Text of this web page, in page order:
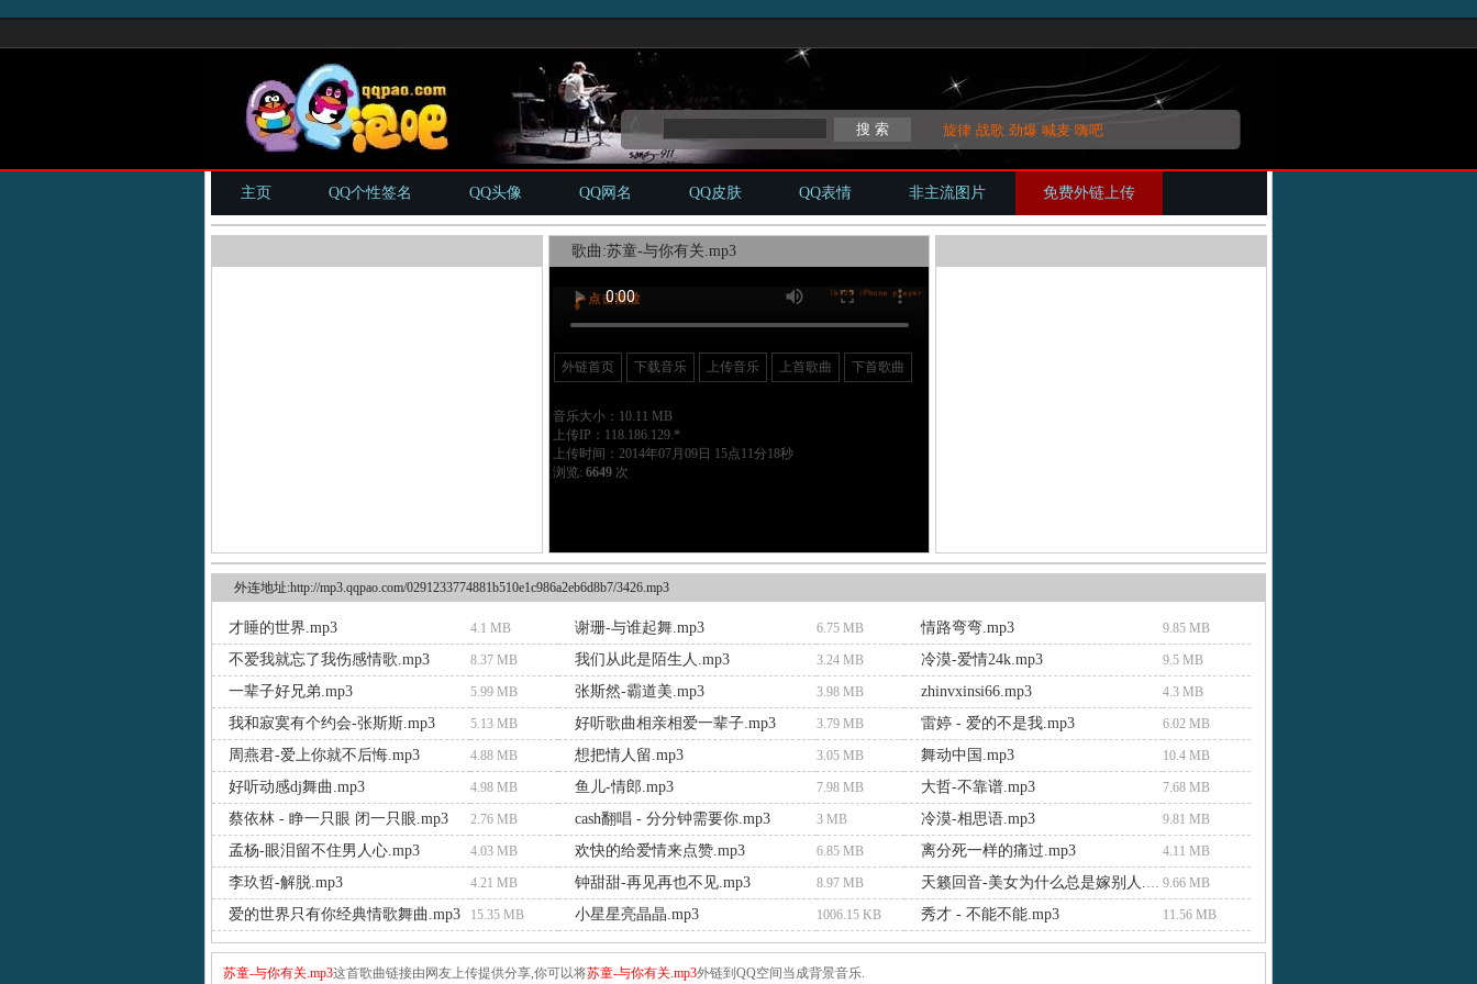
旋律 战歌 劲爆 喊麦 嗨吧
主页 QQ个性签名 QQ头像 QQ网名 QQ皮肤 QQ表情 非主流图片 免费外链上传
歌曲:苏童-与你有关.mp3
外链首页 下载音乐 上传音乐 上首歌曲 下首歌曲
音乐大小：10.11 MB
上传IP：118.186.129.*
上传时间：2014年07月09日 15点11分18秒
浏览: 6649次
外连地址:http://mp3.qqpao.com/0291233774881b510e1c986a2eb6d8b7/3426.mp3
才睡的世界.mp3 4.1 MB 谢珊-与谁起舞.mp3 6.75 MB 情路弯弯.mp3 9.85 MB
不爱我就忘了我伤感情歌.mp3 8.37 MB 我们从此是陌生人.mp3 3.24 MB 冷漠-爱情24k.mp3 9.5 MB
一辈子好兄弟.mp3 5.99 MB 张斯然-霸道美.mp3 3.98 MB zhinvxinsi66.mp3 4.3 MB
我和寂寞有个约会-张斯斯.mp3 5.13 MB 好听歌曲相亲相爱一辈子.mp3 3.79 MB 雷婷 - 爱的不是我.mp3 6.02 MB
周燕君-爱上你就不后悔.mp3 4.88 MB 想把情人留.mp3 3.05 MB 舞动中国.mp3 10.4 MB
好听动感dj舞曲.mp3 4.98 MB 鱼儿-情郎.mp3 7.98 MB 大哲-不靠谱.mp3 7.68 MB
蔡依林 - 睁一只眼 闭一只眼.mp3 2.76 MB cash翻唱 - 分分钟需要你.mp3 3 MB 冷漠-相思语.mp3 9.81 MB
孟杨-眼泪留不住男人心.mp3 4.03 MB 欢快的给爱情来点赞.mp3 6.85 MB 离分死一样的痛过.mp3 4.11 MB
李玖哲-解脱.mp3 4.21 MB 钟甜甜-再见再也不见.mp3 8.97 MB 天籁回音-美女为什么总是嫁别人.mp3 9.66 MB
爱的世界只有你经典情歌舞曲.mp3 15.35 MB 小星星亮晶晶.mp3 1006.15 KB 秀才 - 不能不能.mp3 11.56 MB
苏童-与你有关.mp3这首歌曲链接由网友上传提供分享,你可以将苏童-与你有关.mp3外链到QQ空间当成背景音乐.